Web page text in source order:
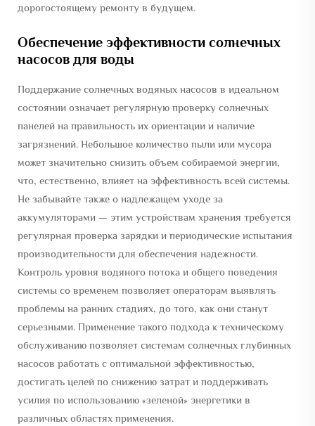
дорогостоящему ремонту в будущем.
Обеспечение эффективности солнечных
насосов для воды
Поддержание солнечных водяных насосов в идеальном
состоянии означает регулярную проверку солнечных
панелей на правильность их ориентации и наличие
загрязнений. Небольшое количество пыли или мусора
может значительно снизить объем собираемой энергии,
что, естественно, влияет на эффективность всей системы.
Не забывайте также о надлежащем уходе за
аккумуляторами — этим устройствам хранения требуется
регулярная проверка зарядки и периодические испытания
производительности для обеспечения надежности.
Контроль уровня водяного потока и общего поведения
системы со временем позволяет операторам выявлять
проблемы на ранних стадиях, до того, как они станут
серьезными. Применение такого подхода к техническому
обслуживанию позволяет системам солнечных глубинных
насосов работать с оптимальной эффективностью,
достигать целей по снижению затрат и поддерживать
усилия по использованию «зеленой» энергетики в
различных областях применения.